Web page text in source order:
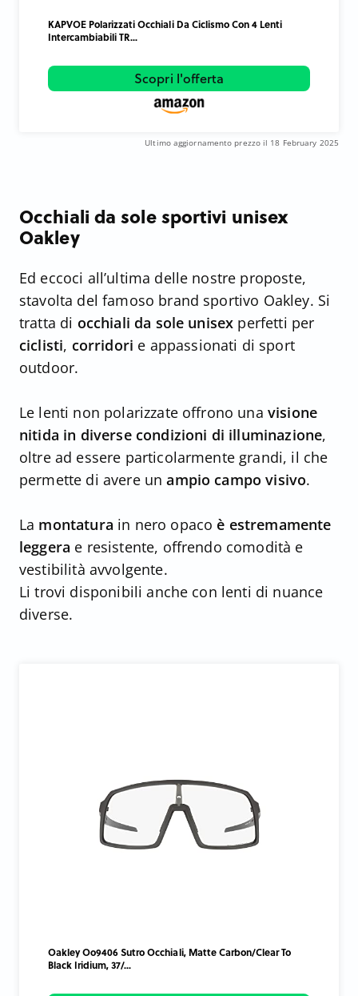
KAPVOE Polarizzati Occhiali Da Ciclismo Con 4 Lenti
Intercambiabili TR...
Scopri l'offerta
Ultimo aggiornamento prezzo il 18 February 2025
Occhiali da sole sportivi unisex
Oakley
Ed eccoci all’ultima delle nostre proposte,
stavolta del famoso brand sportivo Oakley. Si
tratta di occhiali da sole unisex perfetti per
ciclisti, corridori e appassionati di sport
outdoor.
Le lenti non polarizzate offrono una visione
nitida in diverse condizioni di illuminazione,
oltre ad essere particolarmente grandi, il che
permette di avere un ampio campo visivo.
La montatura in nero opaco è estremamente
leggera e resistente, offrendo comodità e
vestibilità avvolgente.
Li trovi disponibili anche con lenti di nuance
diverse.
Oakley Oo9406 Sutro Occhiali, Matte Carbon/Clear To
Black Iridium, 37/...